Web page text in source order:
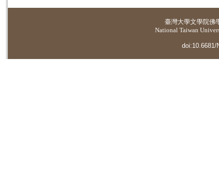
臺灣大學文學院佛
National Taiwan
doi:10.6681/